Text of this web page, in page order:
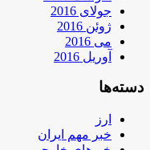
جولای 2016
ژوئن 2016
می 2016
آوریل 2016
دسته‌ها
ارز
خبر مهم ایران